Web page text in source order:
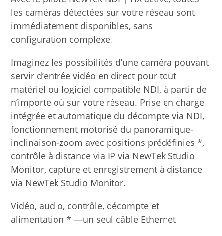
les caméras détectées sur votre réseau sont
immédiatement disponibles, sans
configuration complexe.
Imaginez les possibilités d’une caméra pouvant
servir d’entrée vidéo en direct pour tout
matériel ou logiciel compatible NDI, à partir de
n’importe où sur votre réseau. Prise en charge
intégrée et automatique du décompte via NDI,
fonctionnement motorisé du panoramique-
inclinaison-zoom avec positions prédéfinies *,
contrôle à distance via IP via NewTek Studio
Monitor, capture et enregistrement à distance
via NewTek Studio Monitor.
Vidéo, audio, contrôle, décompte et
alimentation * —un seul câble Ethernet